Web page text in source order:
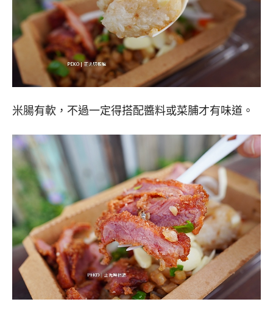
米腸有軟，不過一定得搭配醬料或菜脯才有味道。